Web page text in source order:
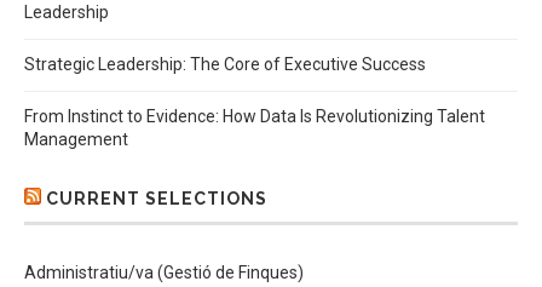
Leadership
Strategic Leadership: The Core of Executive Success
From Instinct to Evidence: How Data Is Revolutionizing Talent
Management
CURRENT SELECTIONS
Administratiu/va (Gestió de Finques)